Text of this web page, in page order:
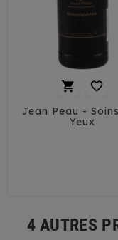
 
Jean Peau -
Yeux
4 AUTRES